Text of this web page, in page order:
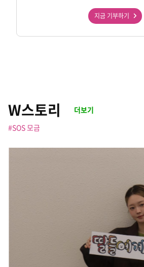
지금 기부하기
W스토리
#SOS 모금
더보기